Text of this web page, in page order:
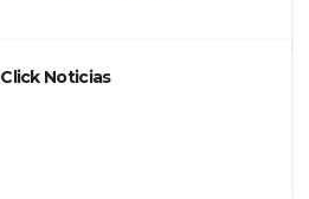
Click Noticias